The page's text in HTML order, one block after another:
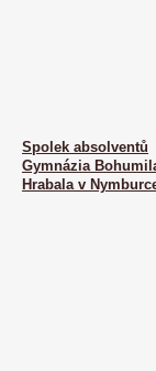
Spolek absolventů
Gymnázia
Hrabala v